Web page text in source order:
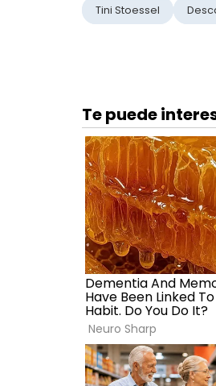
Tini Stoessel